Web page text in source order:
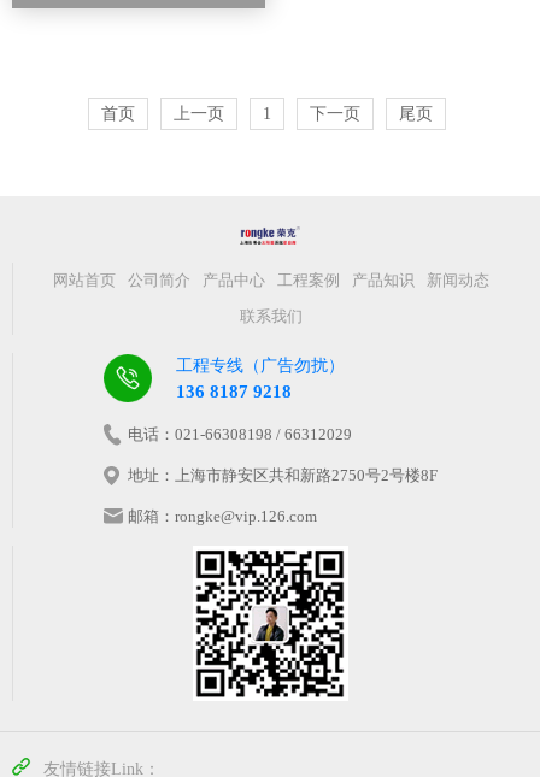
首页 上一页 1 下一页 尾页
网站首页 公司简介 产品中心 工程案例 产品知识
新闻动态
联系我们
工程专线（广告勿扰）
136 8187 9218
电话：021-66308198 / 66312029
地址：上海市静安区共和新路2750号2号楼8F
邮箱：rongke@vip.126.com
友情链接Link：